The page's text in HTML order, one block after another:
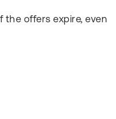
the offers expire, even